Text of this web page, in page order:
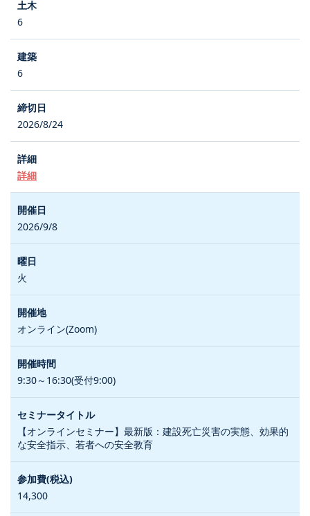
6
6
2026/8/24
詳細
2026/9/8
火
オンライン(Zoom)
9:30～16:30(受付9:00)
【オンラインセミナー】最新版：建設死亡災害の実態、効果的
な安全指示、若者への安全教育
14,300